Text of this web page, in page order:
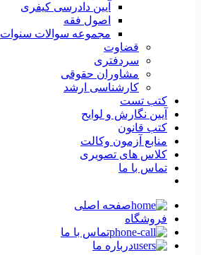
آیین دادرسی کیفری
اصول فقه
مجموعه سوالات سنوات
قضاوت
سردفتری
مشاوران حقوقی
کارشناسی ارشد
کتب تست
آیین نگارش و لوایح
کتب قانون
منابع آزمون وکالت
کلاس های تصویری
تماس با ما
صفحه اصلی
فروشگاه
تماس با ما
درباره ما